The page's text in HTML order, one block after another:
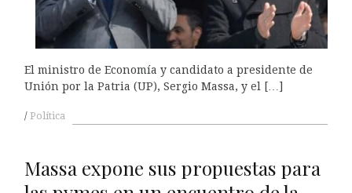
El ministro de Economía y candidato a presidente de
Unión por la Patria (UP), Sergio Massa, y el […]
Política
Massa expone sus propuestas para